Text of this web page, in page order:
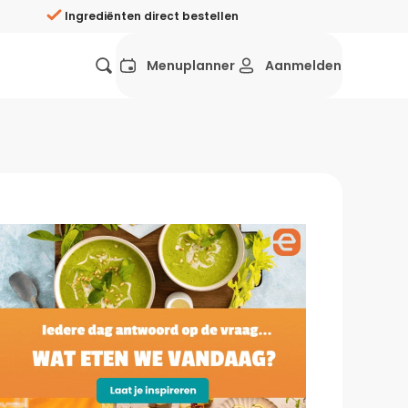
Ingrediënten direct bestellen
Gezonde recepten
Recepten avondeten
Makkelijke recepten
Menuplanner Aanmelden